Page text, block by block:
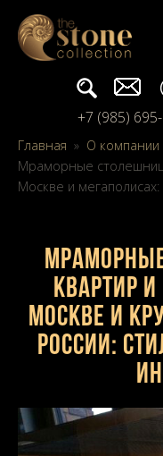
Поиск...
+7 (985)
Главная » О компании
Мраморные
Москве и мегаполисах:
квартир
Москве и
России: